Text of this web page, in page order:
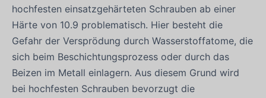
hochfesten einsatzgehärteten Schrauben ab einer
Härte von 10.9 problematisch. Hier besteht die
Gefahr der Versprödung durch Wasserstoffatome, die
sich beim Beschichtungsprozess oder durch das
Beizen im Metall einlagern. Aus diesem Grund wird
bei hochfesten Schrauben bevorzugt die